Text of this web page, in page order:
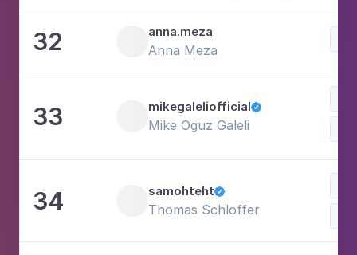
32 anna.meza
Anna Meza
33 mikegaleliofficial
Mike Oguz Galeli
34 samohteht
Thomas Schloffer